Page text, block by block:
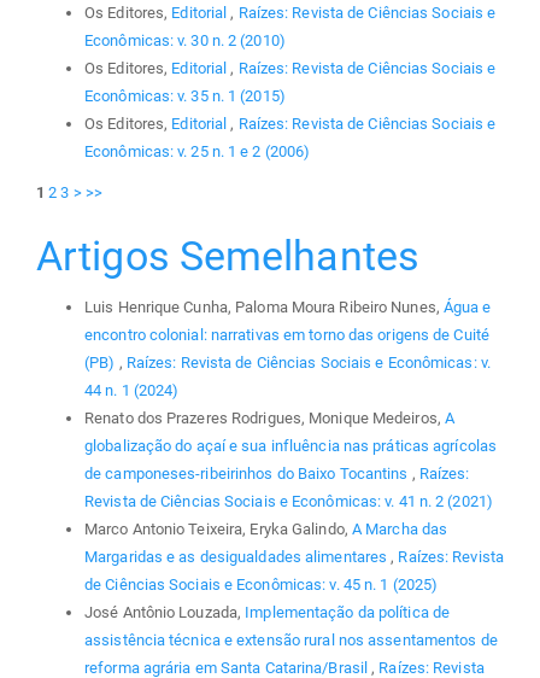
Os Editores, Editorial , Raízes: Revista de Ciências Sociais e
Econômicas: v. 30 n. 2 (2010)
Os Editores, Editorial , Raízes: Revista de Ciências Sociais e
Econômicas: v. 35 n. 1 (2015)
Os Editores, Editorial , Raízes: Revista de Ciências Sociais e
Econômicas: v. 25 n. 1 e 2 (2006)
1 2 3 > >>
Artigos Semelhantes
Luis Henrique Cunha, Paloma Moura Ribeiro Nunes, Água e
encontro colonial: narrativas em torno das origens de Cuité
(PB) , Raízes: Revista de Ciências Sociais e Econômicas: v.
44 n. 1 (2024)
Renato dos Prazeres Rodrigues, Monique Medeiros, A
globalização do açaí e sua influência nas práticas agrícolas
de camponeses-ribeirinhos do Baixo Tocantins , Raízes:
Revista de Ciências Sociais e Econômicas: v. 41 n. 2 (2021)
Marco Antonio Teixeira, Eryka Galindo, A Marcha das
Margaridas e as desigualdades alimentares , Raízes: Revista
de Ciências Sociais e Econômicas: v. 45 n. 1 (2025)
José Antônio Louzada, Implementação da política de
assistência técnica e extensão rural nos assentamentos de
reforma agrária em Santa Catarina/Brasil , Raízes: Revista